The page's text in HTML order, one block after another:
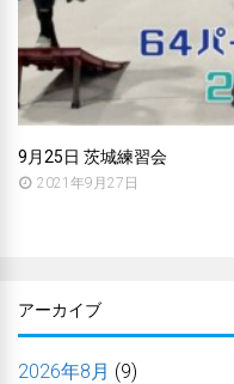
9月25日 茨城練習会
2021年9月27日
アーカイブ
2026年8月 (9)